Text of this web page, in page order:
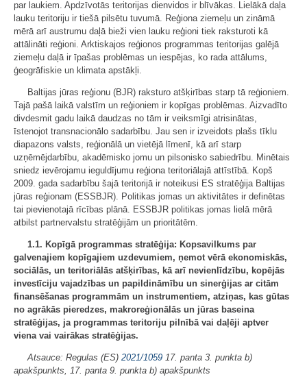
par laukiem. Apdzīvotās teritorijas dienvidos ir blīvākas. Lielākā daļa
lauku teritoriju ir tiešā pilsētu tuvumā. Reģiona ziemeļu un zināmā
mērā arī austrumu daļā bieži vien lauku reģioni tiek raksturoti kā
attālināti reģioni. Arktiskajos reģionos programmas teritorijas galējā
ziemeļu daļā ir īpašas problēmas un iespējas, ko rada attālums,
ģeogrāfiskie un klimata apstākļi.
Baltijas jūras reģionu (BJR) raksturo atšķirības starp tā reģioniem.
Tajā pašā laikā valstīm un reģioniem ir kopīgas problēmas. Aizvadīto
divdesmit gadu laikā daudzas no tām ir veiksmīgi atrisinātas,
īstenojot transnacionālo sadarbību. Jau sen ir izveidots plašs tīklu
diapazons valsts, reģionālā un vietējā līmenī, kā arī starp
uzņēmējdarbību, akadēmisko jomu un pilsonisko sabiedrību. Minētais
sniedz ievērojamu ieguldījumu reģiona teritoriālajā attīstībā. Kopš
2009. gada sadarbību šajā teritorijā ir noteikusi ES stratēģija Baltijas
jūras reģionam (ESSBJR). Politikas jomas un aktivitātes ir definētas
tai pievienotajā rīcības plānā. ESSBJR politikas jomas lielā mērā
atbilst partnervalstu stratēģijām un prioritātēm.
1.1. Kopīgā programmas stratēģija: Kopsavilkums par
galvenajiem kopīgajiem uzdevumiem, ņemot vērā ekonomiskās,
sociālās, un teritoriālās atšķirības, kā arī nevienlīdzību, kopējās
investīciju vajadzības un papildināmību un sinerģijas ar citām
finansēšanas programmām un instrumentiem, atziņas, kas gūtas
no agrākās pieredzes, makroreģionālās un jūras baseina
stratēģijas, ja programmas teritoriju pilnībā vai daļēji aptver
viena vai vairākas stratēģijas.
Atsauce: Regulas (ES) 2021/1059 17. panta 3. punkta b)
apakšpunkts, 17. panta 9. punkta b) apakšpunkts